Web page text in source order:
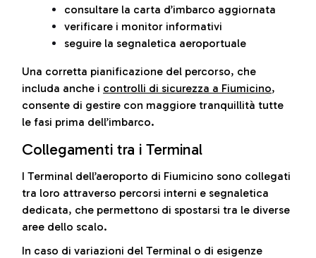
consultare la carta d’imbarco aggiornata
verificare i monitor informativi
seguire la segnaletica aeroportuale
Una corretta pianificazione del percorso, che
includa anche i controlli di sicurezza a Fiumicino,
consente di gestire con maggiore tranquillità tutte
le fasi prima dell’imbarco.
Collegamenti tra i Terminal
I Terminal dell’aeroporto di Fiumicino sono collegati
tra loro attraverso percorsi interni e segnaletica
dedicata, che permettono di spostarsi tra le diverse
aree dello scalo.
In caso di variazioni del Terminal o di esigenze